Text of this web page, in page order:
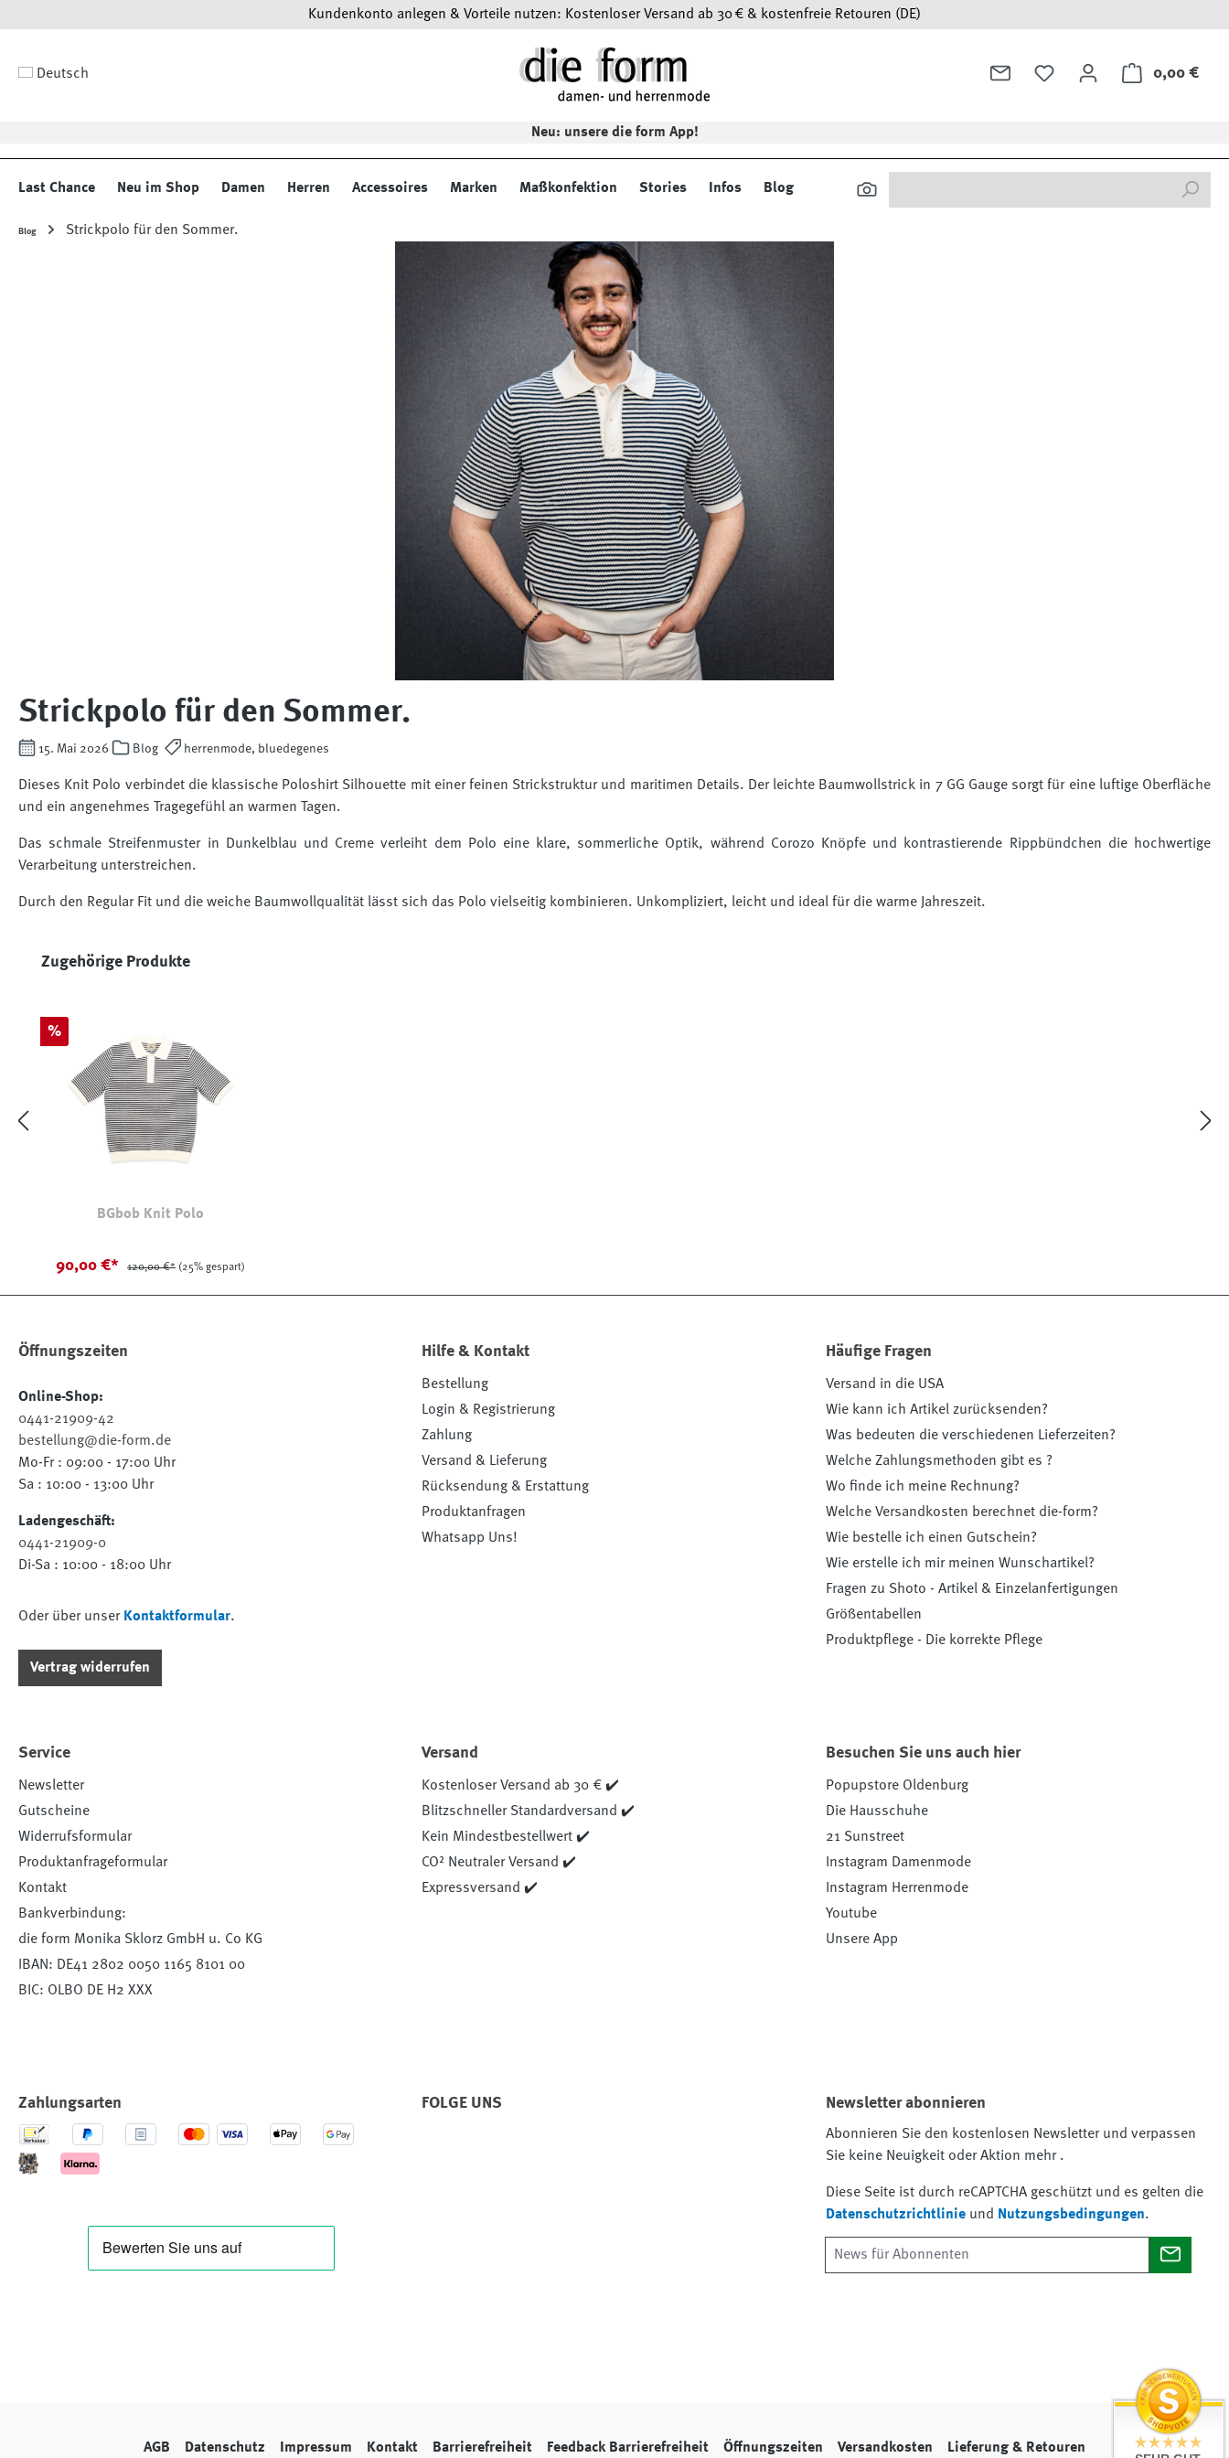
Kundenkonto anlegen & Vorteile nutzen: Kostenloser Versand ab 30 € & kostenfreie Retouren (DE)
Deutsch 0,00 €
Neu: unsere die form App!
Last Chance Neu im Shop Damen Herren Accessoires Marken Maßkonfektion Stories Infos Blog
Blog Strickpolo für den Sommer.
Strickpolo für den Sommer.
15. Mai 2026 Blog herrenmode, bluedegenes
Dieses Knit Polo verbindet die klassische Poloshirt Silhouette mit einer feinen Strickstruktur und maritimen Details. Der leichte Baumwollstrick in 7 GG Gauge sorgt für eine luftige Oberfläche
und ein angenehmes Tragegefühl an warmen Tagen.
Das schmale Streifenmuster in Dunkelblau und Creme verleiht dem Polo eine klare, sommerliche Optik, während Corozo Knöpfe und kontrastierende Rippbündchen die hochwertige
Verarbeitung unterstreichen.
Durch den Regular Fit und die weiche Baumwollqualität lässt sich das Polo vielseitig kombinieren. Unkompliziert, leicht und ideal für die warme Jahreszeit.
Produktgalerie überspringen
Zugehörige Produkte
Rabatt
%
BGbob Knit Polo
90,00 €* 120,00 €* (25% gespart)
Öffnungszeiten
Online-Shop:
0441-21909-42
bestellung@die-form.de
Mo-Fr : 09:00 - 17:00 Uhr
Sa : 10:00 - 13:00 Uhr
Ladengeschäft:
0441-21909-0
Di-Sa : 10:00 - 18:00 Uhr
Oder über unser Kontaktformular.
Vertrag widerrufen
Hilfe & Kontakt
Bestellung
Login & Registrierung
Zahlung
Versand & Lieferung
Rücksendung & Erstattung
Produktanfragen
Whatsapp Uns!
Häufige Fragen
Versand in die USA
Wie kann ich Artikel zurücksenden?
Was bedeuten die verschiedenen Lieferzeiten?
Welche Zahlungsmethoden gibt es ?
Wo finde ich meine Rechnung?
Welche Versandkosten berechnet die-form?
Wie bestelle ich einen Gutschein?
Wie erstelle ich mir meinen Wunschartikel?
Fragen zu Shoto - Artikel & Einzelanfertigungen
Größentabellen
Produktpflege - Die korrekte Pflege
Service
Newsletter
Gutscheine
Widerrufsformular
Produktanfrageformular
Kontakt
Bankverbindung:
die form Monika Sklorz GmbH u. Co KG
IBAN: DE41 2802 0050 1165 8101 00
BIC: OLBO DE H2 XXX
Versand
Kostenloser Versand ab 30 € ✔️
Blitzschneller Standardversand ✔️
Kein Mindestbestellwert ✔️
CO² Neutraler Versand ✔️
Expressversand ✔️
Besuchen Sie uns auch hier
Popupstore Oldenburg
Die Hausschuhe
21 Sunstreet
Instagram Damenmode
Instagram Herrenmode
Youtube
Unsere App
Zahlungsarten FOLGE UNS Newsletter abonnieren
Abonnieren Sie den kostenlosen Newsletter und verpassen
Sie keine Neuigkeit oder Aktion mehr .
Diese Seite ist durch reCAPTCHA geschützt und es gelten die
Datenschutzrichtlinieund Nutzungsbedingungen.
AGB Datenschutz Impressum Kontakt Barrierefreiheit Feedback Barrierefreiheit Öffnungszeiten Versandkosten Lieferung & Retouren